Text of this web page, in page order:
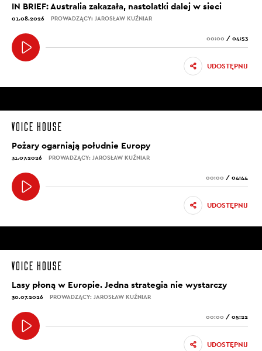
IN BRIEF: Australia zakazała, nastolatki dalej w sieci
01.08.2026 PROWADZĄCY: JAROSŁAW KUŹNIAR
00:00 / 04:53
UDOSTĘPNIJ
Pożary ogarniają południe Europy
31.07.2026 PROWADZĄCY: JAROSŁAW KUŹNIAR
00:00 / 04:44
UDOSTĘPNIJ
Lasy płoną w Europie. Jedna strategia nie wystarczy
30.07.2026 PROWADZĄCY: JAROSŁAW KUŹNIAR
00:00 / 05:22
UDOSTĘPNIJ